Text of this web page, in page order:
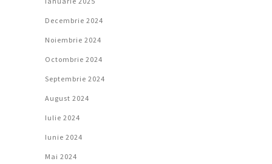
Decembrie 2024
Noiembrie 2024
Octombrie 2024
Septembrie 2024
August 2024
Iulie 2024
Iunie 2024
Mai 2024